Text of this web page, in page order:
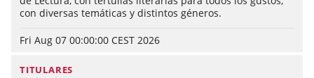
con diversas temáticas y distintos géneros.
Fri Aug 07 00:00:00 CEST 2026
TITULARES